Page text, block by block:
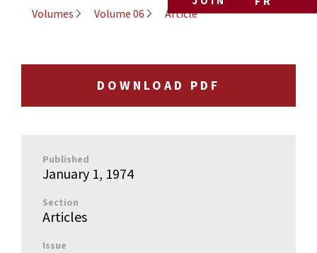
Volumes
Volume 06 Article
DOWNLOAD PDF
Published
January 1, 1974
Section
Articles
Issue